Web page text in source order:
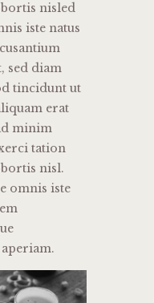
nisled
iste natus
sed diam
tincidunt ut
erat
minim
tation
nisl.
omnis iste